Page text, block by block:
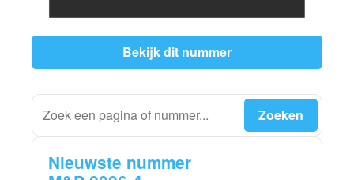
Bekijk dit nummer
Nieuwste nummer